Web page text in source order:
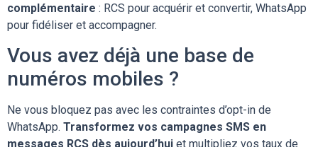
complémentaire : RCS pour acquérir et convertir, WhatsApp
pour fidéliser et accompagner.
Vous avez déjà une base de
numéros mobiles ?
Ne vous bloquez pas avec les contraintes d’opt-in de
WhatsApp. Transformez vos campagnes SMS en
messages RCS dès aujourd’hui et multipliez vos taux de